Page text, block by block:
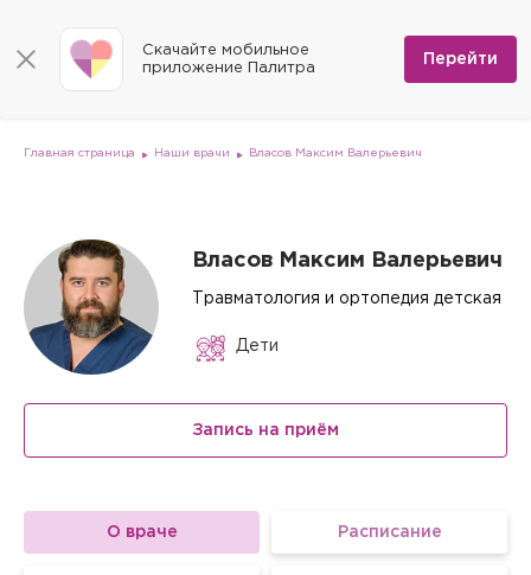
Вакансии
Документы
Сертификаты
Способы оплаты
Страховые организации
Заказать документы для налоговой
Скачать мобильное приложение
Анкета оценки качества услуг
Мы на карте
Главная страница Наши врачи Власов Максим Валерьевич
Власов Максим Валерьевич
Травматология и ортопедия детская
Дети
Запись на приём
О враче Расписание
Скачайте мобильное
приложение Палитра
Перейти